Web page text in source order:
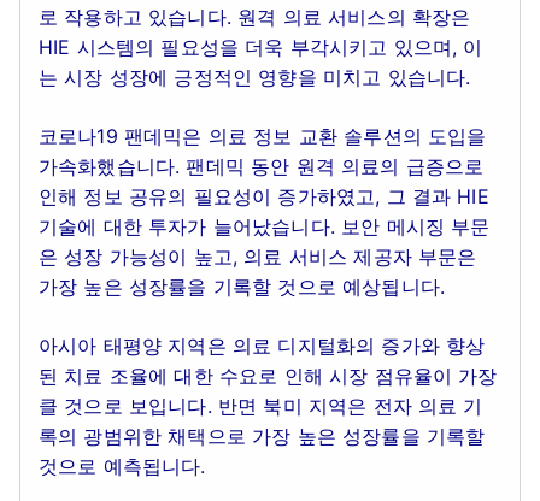
로 작용하고 있습니다. 원격 의료 서비스의 확장은
HIE 시스템의 필요성을 더욱 부각시키고 있으며, 이
는 시장 성장에 긍정적인 영향을 미치고 있습니다.
코로나19 팬데믹은 의료 정보 교환 솔루션의 도입을
가속화했습니다. 팬데믹 동안 원격 의료의 급증으로
인해 정보 공유의 필요성이 증가하였고, 그 결과 HIE
기술에 대한 투자가 늘어났습니다. 보안 메시징 부문
은 성장 가능성이 높고, 의료 서비스 제공자 부문은
가장 높은 성장률을 기록할 것으로 예상됩니다.
아시아 태평양 지역은 의료 디지털화의 증가와 향상
된 치료 조율에 대한 수요로 인해 시장 점유율이 가장
클 것으로 보입니다. 반면 북미 지역은 전자 의료 기
록의 광범위한 채택으로 가장 높은 성장률을 기록할
것으로 예측됩니다.